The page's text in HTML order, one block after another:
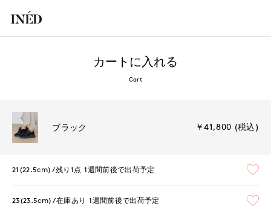
カートに入れる
Cart
ブラック ￥41,800 (税込)
21(22.5cm) 残り1点 1週間前後で出荷予定
23(23.5cm) 在庫あり 1週間前後で出荷予定